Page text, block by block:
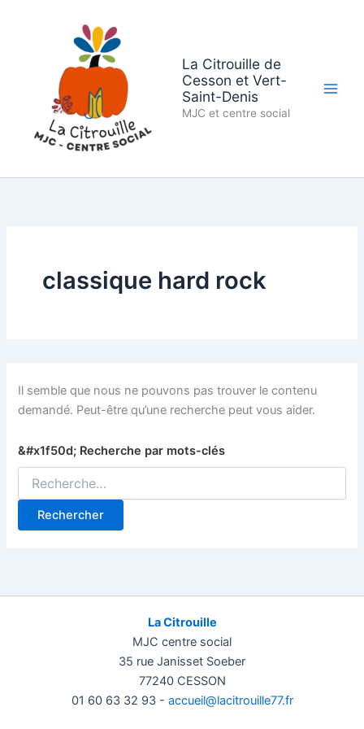
La Citrouille de
Cesson et Vert-
Saint-Denis
MJC et centre social
classique hard rock
Il semble que nous ne pouvons pas trouver le contenu
demandé. Peut-être qu’une recherche peut vous aider.
Rechercher :
La Citrouille
MJC centre social
35 rue Janisset Soeber
77240 CESSON
01 60 63 32 93 - accueil@lacitrouille77.fr